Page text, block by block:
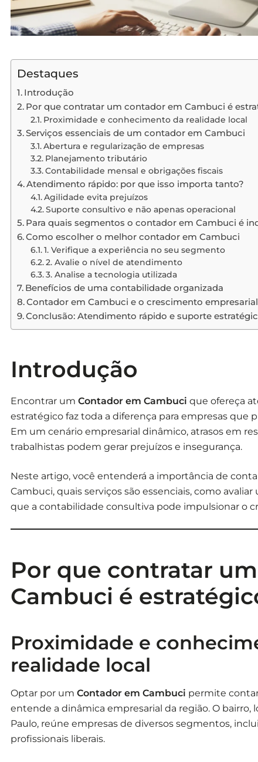
Destaques
Introdução
Por que contratar um contador em Cambuci é
Proximidade e conhecimento da realidade local
Serviços essenciais de um contador em Cambuci
Abertura e regularização de empresas
Planejamento tributário
Contabilidade mensal e obrigações fiscais
Atendimento rápido: por que isso importa tanto?
Agilidade evita prejuízos
Suporte consultivo e não apenas operacional
Para quais segmentos o contador em Cambuci é
Como escolher o melhor contador em Cambuci
1. Verifique a experiência no seu segmento
2. Avalie o nível de atendimento
3. Analise a tecnologia utilizada
Benefícios de uma contabilidade organizada
Contador em Cambuci e o crescimento empresarial
Conclusão: Atendimento rápido e suporte
Introdução
Encontrar um Contador em Cambuci que ofereça
estratégico faz toda a diferença para empresas que
Em um cenário empresarial dinâmico, atrasos em
trabalhistas podem gerar prejuízos e insegurança.
Neste artigo, você entenderá a importância de
Cambuci, quais serviços são essenciais, como
que a contabilidade consultiva pode impulsionar o
Por que contratar
Cambuci é
Proximidade e
realidade local
Optar por um Contador em Cambuci permite
entende a dinâmica empresarial da região. O bairro,
Paulo, reúne empresas de diversos segmentos,
profissionais liberais.